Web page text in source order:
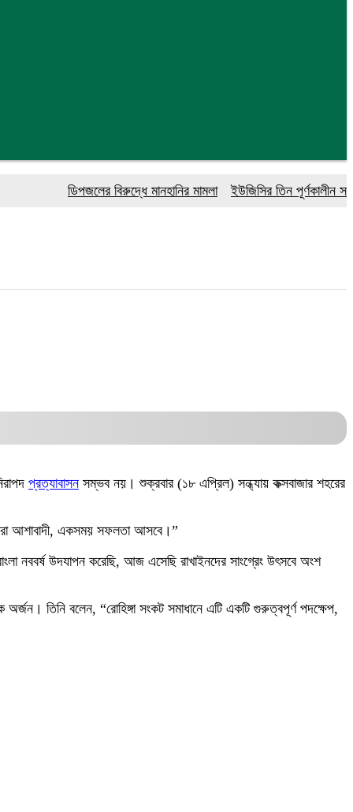
ডিপজলের বিরুদ্ধে মানহানির মামলা ইউজিসির তিন পূর্ণকালীন সদস্যকে
প্রত্যাবাসন সম্ভব নয়। শুক্রবার (১৮ এপ্রিল) সন্ধ্যায় কক্সবাজার শহরের
আশাবাদী, একসময় সফলতা আসবে।”
নববর্ষ উদযাপন করেছি, আজ এসেছি রাখাইনদের সাংগ্রেং উৎসবে অংশ
তিনি বলেন, “রোহিঙ্গা সংকট সমাধানে এটি একটি গুরুত্বপূর্ণ পদক্ষেপ,